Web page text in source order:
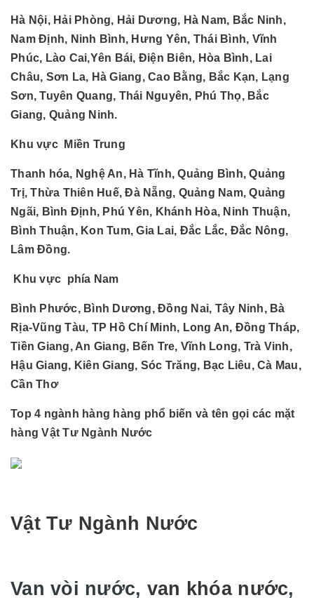
Hà Nội, Hải Phòng, Hải Dương, Hà Nam, Bắc Ninh,
Nam Định, Ninh Bình, Hưng Yên, Thái Bình, Vĩnh
Phúc, Lào Cai,Yên Bái, Điện Biên, Hòa Bình, Lai
Châu, Sơn La, Hà Giang, Cao Bằng, Bắc Kạn, Lạng
Sơn, Tuyên Quang, Thái Nguyên, Phú Thọ, Bắc
Giang, Quảng Ninh.
Khu vực Miền Trung
Thanh hóa, Nghệ An, Hà Tĩnh, Quảng Bình, Quảng
Trị, Thừa Thiên Huế, Đà Nẵng, Quảng Nam, Quảng
Ngãi, Bình Định, Phú Yên, Khánh Hòa, Ninh Thuận,
Bình Thuận, Kon Tum, Gia Lai, Đắc Lắc, Đắc Nông,
Lâm Đồng.
Khu vực phía Nam
Bình Phước, Bình Dương, Đồng Nai, Tây Ninh, Bà
Rịa-Vũng Tàu, TP Hồ Chí Minh, Long An, Đồng Tháp,
Tiền Giang, An Giang, Bến Tre, Vĩnh Long, Trà Vinh,
Hậu Giang, Kiên Giang, Sóc Trăng, Bạc Liêu, Cà Mau,
Cần Thơ
Top 4 ngành hàng hàng phổ biến và tên gọi các mặt
hàng Vật Tư Ngành Nước
Vật Tư Ngành Nước
Van vòi nước, van khóa nước,